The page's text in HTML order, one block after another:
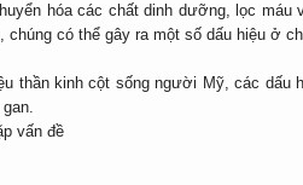
hóa các chất dinh dưỡng, lọc máu
có thể gây ra một số dấu hiệu ở
thần kinh cột sống người Mỹ, các dấu
vấn đề